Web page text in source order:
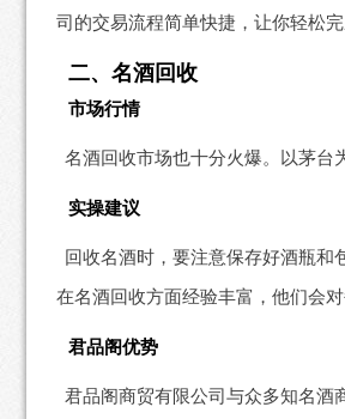
司的交易流程简单快捷，让你轻松完
二、名酒回收
市场行情
名酒回收市场也十分火爆。以茅台
实操建议
回收名酒时，要注意保存好酒瓶
在名酒回收方面经验丰富，他们会
君品阁优势
君品阁商贸有限公司与众多知名酒